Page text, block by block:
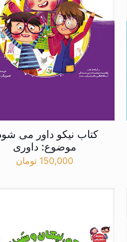
کتاب نیکو داور می
موضوع: داوری
150,000 تومان